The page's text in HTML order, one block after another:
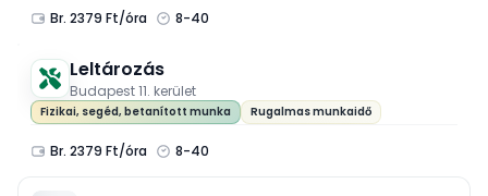
Br. 2379 Ft/óra 8-40
Leltározás
Budapest 11. kerület
Fizikai, segéd, betanított munka Rugalmas munkaidő
Br. 2379 Ft/óra 8-40